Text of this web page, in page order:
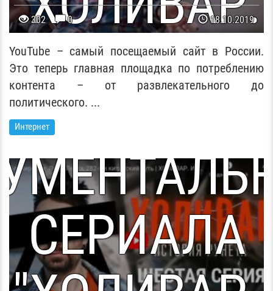
302 0 18.10.2019
YouTube – самый посещаемый сайт в России.
Это теперь главная площадка по потреблению
контента – от развлекательного до
политического. ...
Интернет
СЕРИАЛА